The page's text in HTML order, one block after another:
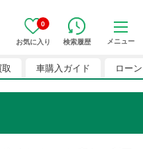
0
お気に入り 検索履歴 メニュー
車購入ガイド ローン